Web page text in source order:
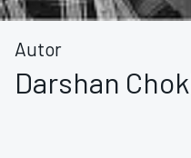
Autor
Darshan